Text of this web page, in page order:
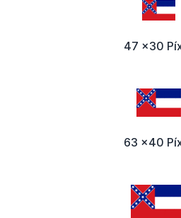
47 x30
63 x40